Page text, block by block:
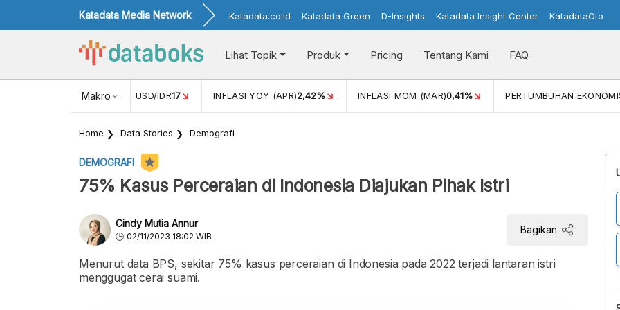
Katadata Media Network Katadata.co.id Katadata Green D-Insights Katadata Insight Center KatadataOto
Lihat Topik Produk Pricing Tentang Kami FAQ
Makro
NILAI TUKAR USD/IDR17 INFLASI YOY (APR)2,42% INFLASI MOM (MAR)0,41% PERTUMBUHAN EKONOMI
Home Data Stories Demografi
DEMOGRAFI
75% Kasus Perceraian di Indonesia Diajukan Pihak Istri
Cindy Mutia Annur
02/11/2023 18:02 WIB
Bagikan
Menurut data BPS, sekitar 75% kasus perceraian di Indonesia pada 2022 terjadi lantaran istri
menggugat cerai suami.